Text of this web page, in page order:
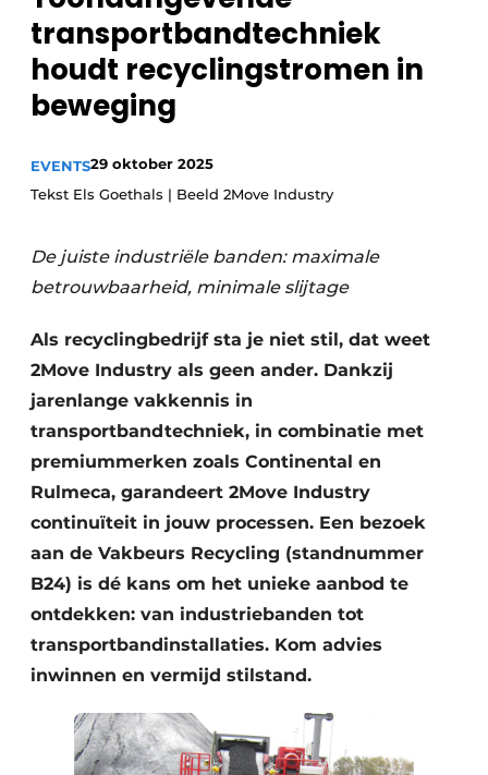
recyclingstroom in België
Vacature aanmelden
Vacatures
Video’s
Safety First
Kranen
Recyclinginstallaties
Persen
Uitrustingsstukken
Shredders
Transportbanden
Zeven & Brekers
Bedrijfsafval
Bouw & Sloopafval
Elektronisch Afval
Glasrecyclage
transportbandtechniek
houdt recyclingstromen in
beweging
EVENTS29 oktober 2025
Tekst Els Goethals | Beeld 2Move Industry
De juiste industriële banden: maximale
betrouwbaarheid, minimale slijtage
Als recyclingbedrijf sta je niet stil, dat weet
2Move Industry als geen ander. Dankzij
jarenlange vakkennis in
transportbandtechniek, in combinatie met
premiummerken zoals Continental en
Rulmeca, garandeert 2Move Industry
continuïteit in jouw processen. Een bezoek
aan de Vakbeurs Recycling (standnummer
B24) is dé kans om het unieke aanbod te
ontdekken: van industriebanden tot
transportbandinstallaties. Kom advies
inwinnen en vermijd stilstand.